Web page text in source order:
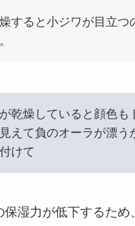
すると小ジワが目立つ
乾燥していると顔色も
えて負のオーラが漂う
けて
保湿力が低下するため